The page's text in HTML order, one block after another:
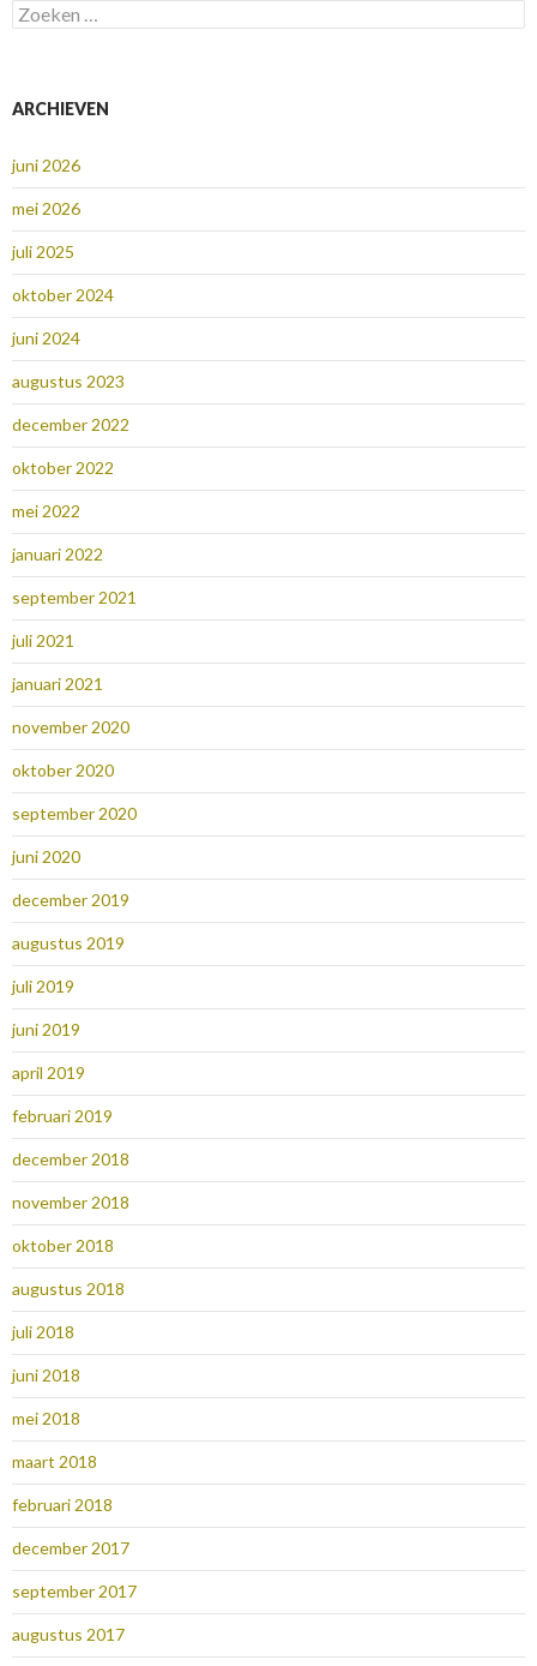
Zoeken
naar:
ARCHIEVEN
juni 2026
mei 2026
juli 2025
oktober 2024
juni 2024
augustus 2023
december 2022
oktober 2022
mei 2022
januari 2022
september 2021
juli 2021
januari 2021
november 2020
oktober 2020
september 2020
juni 2020
december 2019
augustus 2019
juli 2019
juni 2019
april 2019
februari 2019
december 2018
november 2018
oktober 2018
augustus 2018
juli 2018
juni 2018
mei 2018
maart 2018
februari 2018
december 2017
september 2017
augustus 2017